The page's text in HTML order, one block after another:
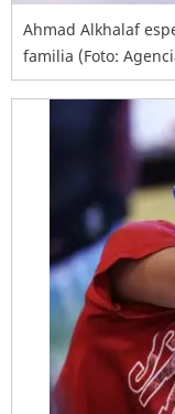
Ahmad Alkhalaf
familia (Foto: